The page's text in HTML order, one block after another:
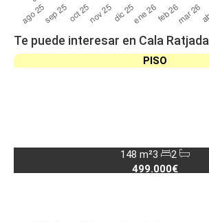
Te puede interesar en Cala Ratjada
PISO
148 m²3
2
499.000€